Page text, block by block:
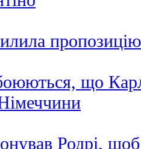
що
Родрі,